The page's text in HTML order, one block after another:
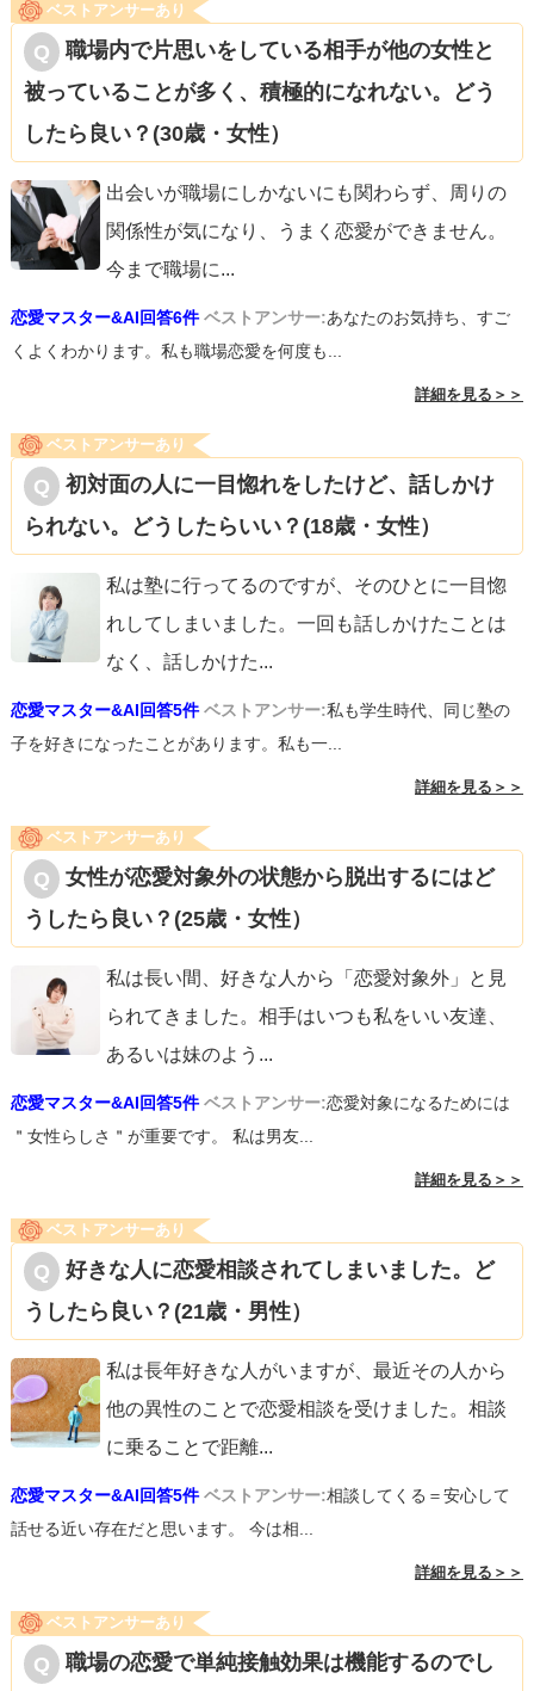
ベストアンサーあり
職場内で片思いをしている相手が他の女性と
被っていることが多く、積極的になれない。どう
したら良い？(30歳・女性）
出会いが職場にしかないにも関わらず、周りの
関係性が気になり、うまく恋愛ができません。
今まで職場に...
恋愛マスター&AI回答6件 ベストアンサー:あなたのお気持ち、すご
くよくわかります。私も職場恋愛を何度も...
詳細を見る＞＞
ベストアンサーあり
初対面の人に一目惚れをしたけど、話しかけ
られない。どうしたらいい？(18歳・女性）
私は塾に行ってるのですが、そのひとに一目惚
れしてしまいました。一回も話しかけたことは
なく、話しかけた...
恋愛マスター&AI回答5件 ベストアンサー:私も学生時代、同じ塾の
子を好きになったことがあります。私も一...
詳細を見る＞＞
ベストアンサーあり
女性が恋愛対象外の状態から脱出するにはど
うしたら良い？(25歳・女性）
私は長い間、好きな人から「恋愛対象外」と見
られてきました。相手はいつも私をいい友達、
あるいは妹のよう ...
恋愛マスター&AI回答5件 ベストアンサー:恋愛対象になるためには
＂女性らしさ＂が重要です。 私は男友...
詳細を見る＞＞
ベストアンサーあり
好きな人に恋愛相談されてしまいました。ど
うしたら良い？(21歳・男性）
私は長年好きな人がいますが、最近その人から
他の異性のことで恋愛相談を受けました。相談
に乗ることで距離...
恋愛マスター&AI回答5件 ベストアンサー:相談してくる＝安心して
話せる近い存在だと思います。 今は相...
詳細を見る＞＞
ベストアンサーあり
職場の恋愛で単純接触効果は機能するのでし